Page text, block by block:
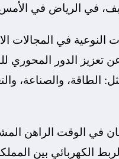
في الرياض في
في المجالات
تعزيز الدور المحوري
الطاقة، والصناعة،
في الوقت الراهن
الكهربائي بين